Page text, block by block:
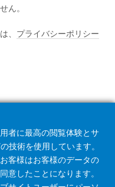
ん。
、 プライバシーポリシー
者に最高の閲覧体験とサ
技術を使用しています。
客様はお客様のデータの
意したことになります。